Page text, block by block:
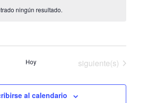
ningún resultado.
Hoy Eventos
siguiente(s)
al calendario